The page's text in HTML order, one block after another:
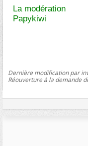
La modération
Papykiwi
Dernière modification par
Réouverture à la demande